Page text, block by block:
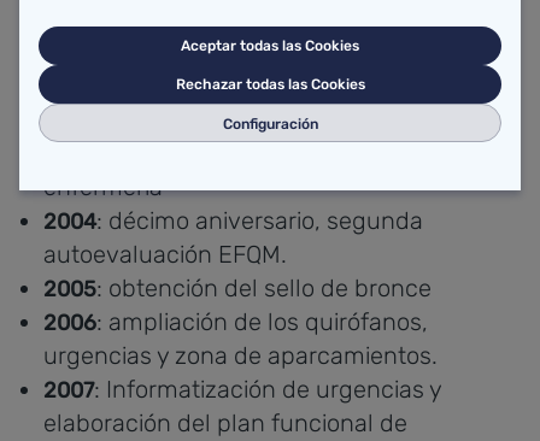
2002
: visita del presidente de la comunidad
autónoma de Cantabria y primera
autoevaluación EFQM.
enfermería
2004: décimo aniversario, segunda
autoevaluación EFQM.
2005: obtención del sello de bronce
2006: ampliación de los quirófanos,
urgencias y zona de aparcamientos.
2007: Informatización de urgencias y
elaboración del plan funcional de
Aceptar todas las Cookies
Rechazar todas las Cookies
Configuración